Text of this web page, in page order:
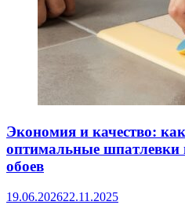
Экономия и качество:
оптимальные шпатлевки
обоев
19.06.202622.11.2025